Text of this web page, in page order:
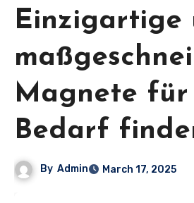
Einzigartige
Magnete für
Bedarf
By Admin March 17, 2025